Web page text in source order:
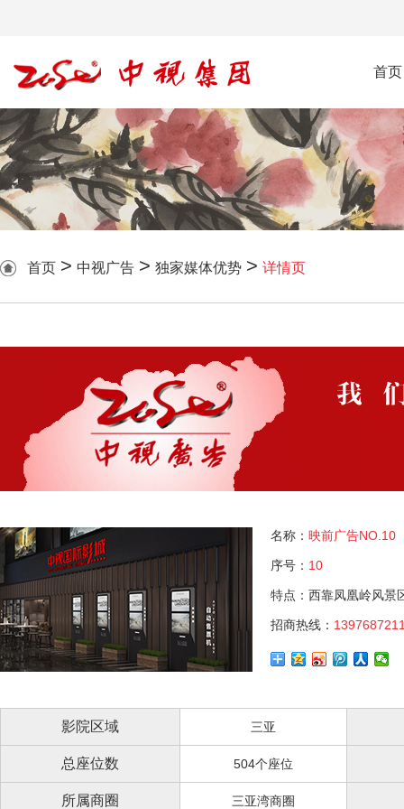
首页
首页 > 中视广告 > 独家媒体优势 > 详情页
名称： 映前广告NO.10
序号： 10
特点：西靠凤凰岭风景
招商热线：
影院区域 三亚
总座位数 504个座位
所属商圈 三亚湾商圈